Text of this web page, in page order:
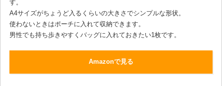
す。
A4サイズがちょうど入るくらいの大きさでシンプルな形状。
使わないときはポーチに入れて収納できます。
男性でも持ち歩きやすくバッグに入れておきたい1枚です。
Amazonで見る